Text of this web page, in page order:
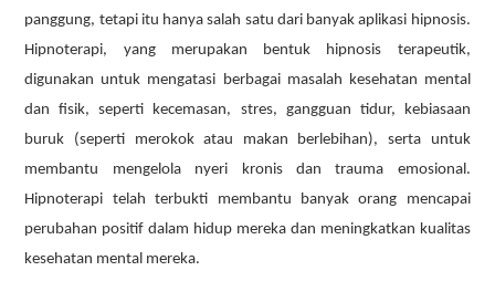
panggung, tetapi itu hanya salah satu dari banyak aplikasi hipnosis.
Hipnoterapi, yang merupakan bentuk hipnosis terapeutik,
digunakan untuk mengatasi berbagai masalah kesehatan mental
dan fisik, seperti kecemasan, stres, gangguan tidur, kebiasaan
buruk (seperti merokok atau makan berlebihan), serta untuk
membantu mengelola nyeri kronis dan trauma emosional.
Hipnoterapi telah terbukti membantu banyak orang mencapai
perubahan positif dalam hidup mereka dan meningkatkan kualitas
kesehatan mental mereka.